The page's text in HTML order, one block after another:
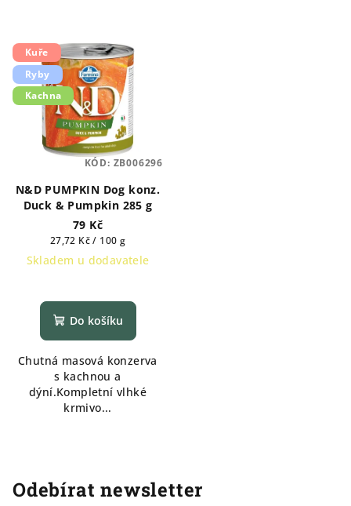
Kuře
Ryby
Kachna
N&D PUMPKIN Dog konz.
Duck & Pumpkin 285 g
79 Kč
Měrná
cena:
27,72 Kč / 100 g
Skladem u dodavatele
Do košíku
Chutná masová konzerva
s kachnou a
dýní.Kompletní vlhké
krmivo...
KÓD: ZB006296
Odebírat newsletter